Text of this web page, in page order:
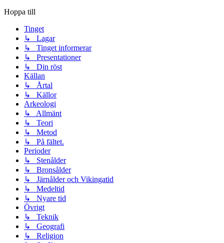
Hoppa till
Tinget
↳ Lagar
↳ Tinget informerar
↳ Presentationer
↳ Din röst
Källan
↳ Årtal
↳ Källor
Arkeologi
↳ Allmänt
↳ Teori
↳ Metod
↳ På fältet.
Perioder
↳ Stenålder
↳ Bronsålder
↳ Järnålder och Vikingatid
↳ Medeltid
↳ Nyare tid
Övrigt
↳ Teknik
↳ Geografi
↳ Religion